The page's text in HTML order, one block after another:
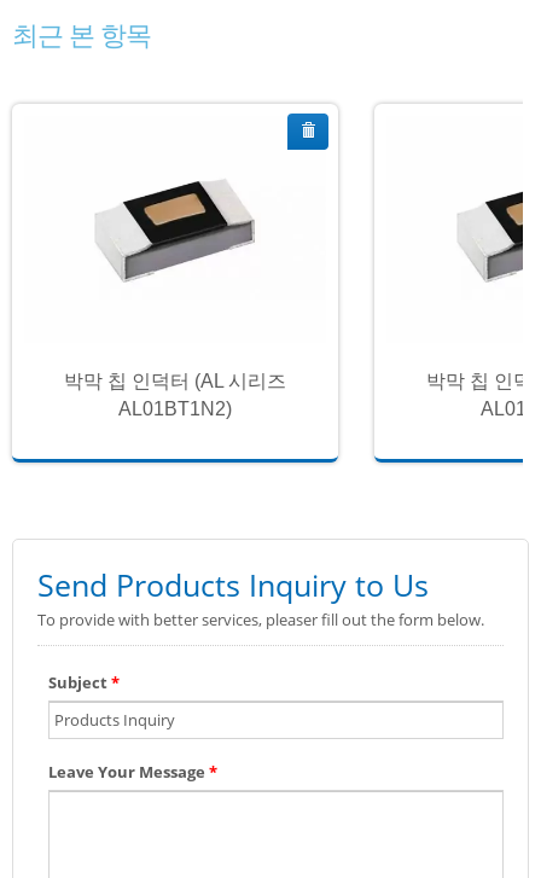
최근 본 항목
박막 칩 인덕터 (AL 시리즈
AL01BT1N2)
박막 칩 인덕